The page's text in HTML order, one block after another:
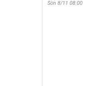
Sön 8/11 08:00